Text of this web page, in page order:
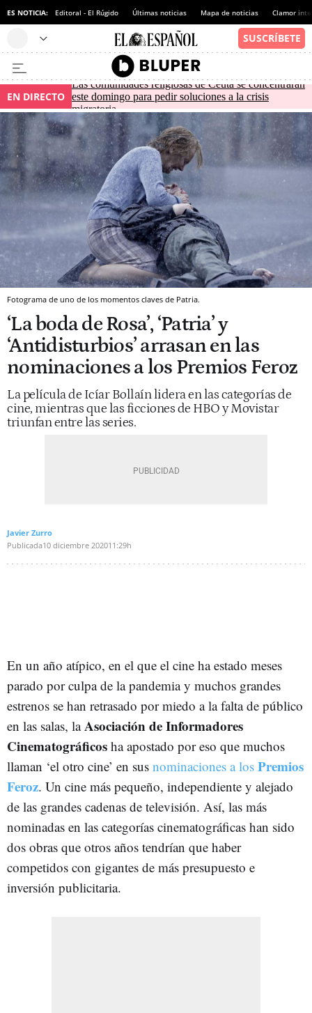
ES NOTICIA: Editoral - El Rúgido Últimas noticias Mapa de noticias Clamor
EN DIRECTO
Las comunidades religiosas de Ceuta se concentrarán
este domingo para pedir soluciones a la crisis
migratoria
Fotograma de uno de los momentos claves de Patria.
‘La boda de Rosa’, ‘Patria’ y
‘Antidisturbios’ arrasan en las
nominaciones a los Premios Feroz
La película de Icíar Bollaín lidera en las categorías de
cine, mientras que las ficciones de HBO y Movistar
triunfan entre las series.
Javier Zurro
Publicada10 diciembre 202011:29h
En un año atípico, en el que el cine ha estado meses
parado por culpa de la pandemia y muchos grandes
estrenos se han retrasado por miedo a la falta de público
en las salas, laAsociación de Informadores
Cinematográficos ha apostado por eso que muchos
llaman ‘el otro cine’ en sus nominaciones a los Premios
Feroz. Un cine más pequeño, independiente y alejado
de las grandes cadenas de televisión. Así, las más
nominadas en las categorías cinematográficas han sido
dos obras que otros años tendrían que haber
competidos con gigantes de más presupuesto e
inversión publicitaria.